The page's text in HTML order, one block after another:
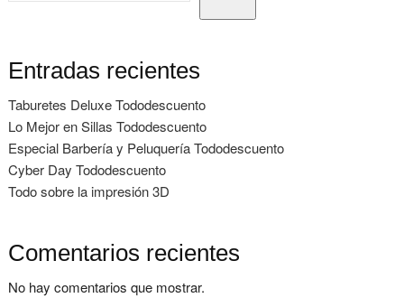
Entradas recientes
Taburetes Deluxe Tododescuento
Lo Mejor en Sillas Tododescuento
Especial Barbería y Peluquería Tododescuento
Cyber Day Tododescuento
Todo sobre la impresión 3D
Comentarios recientes
No hay comentarios que mostrar.